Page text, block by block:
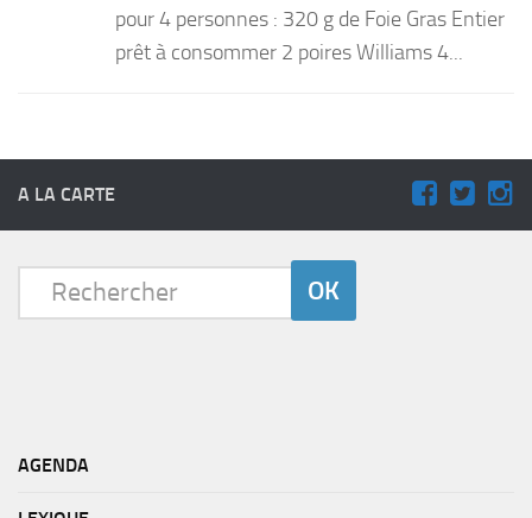
pour 4 personnes : 320 g de Foie Gras Entier
prêt à consommer 2 poires Williams 4...
A LA CARTE
AGENDA